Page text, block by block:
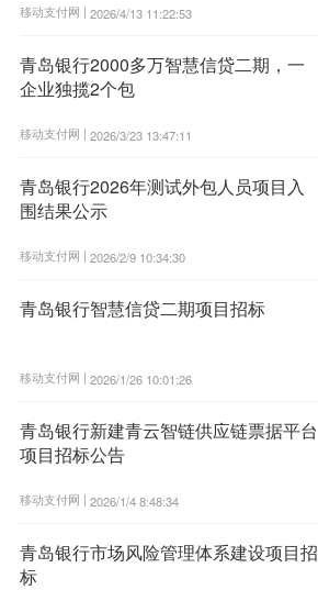
移动支付网 | 2026/4/13 11:22:53
青岛银行2000多万智慧信贷二期，一
企业独揽2个包
移动支付网 | 2026/3/23 13:47:11
青岛银行2026年测试外包人员项目入
围结果公示
移动支付网 | 2026/2/9 10:34:30
青岛银行智慧信贷二期项目招标
移动支付网 | 2026/1/26 10:01:26
青岛银行新建青云智链供应链票据平台
项目招标公告
移动支付网 | 2026/1/4 8:48:34
青岛银行市场风险管理体系建设项目招
标